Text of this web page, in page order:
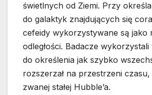
świetlnych od Ziemi. Przy
do galaktyk znajdujących się
cefeidy wykorzystywane są jako
odległości. Badacze
do określenia jak szybko
rozszerzał na przestrzeni
zwanej stałej Hubble’a.